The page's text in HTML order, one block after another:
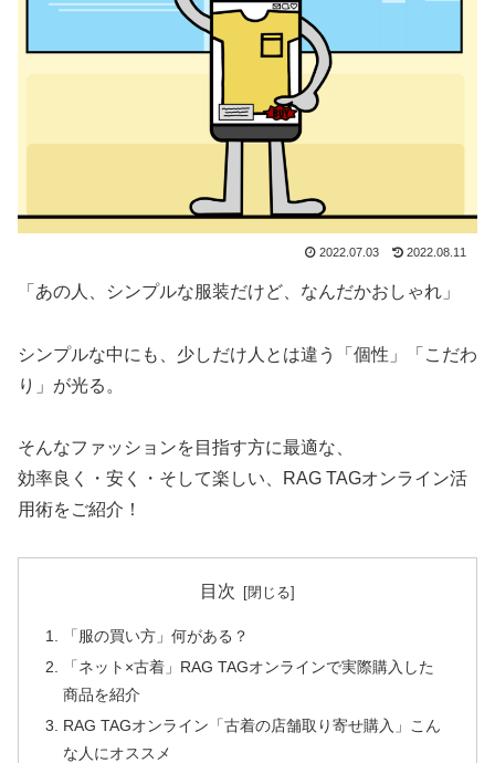
2022.07.03 2022.08.11
「あの人、シンプルな服装だけど、なんだかおしゃれ」
シンプルな中にも、少しだけ人とは違う「個性」「こだわ
り」が光る。
そんなファッションを目指す方に最適な、
効率良く・安く・そして楽しい、RAG TAGオンライン活
用術をご紹介！
目次
「服の買い方」何がある？
「ネット×古着」RAG TAGオンラインで実際購入した
商品を紹介
RAG TAGオンライン「古着の店舗取り寄せ購入」こん
な人にオススメ